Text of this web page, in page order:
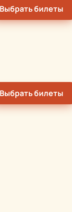
Выбрать билеты
Выбрать билеты